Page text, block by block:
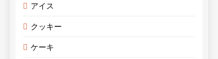
アイス
クッキー
ケーキ